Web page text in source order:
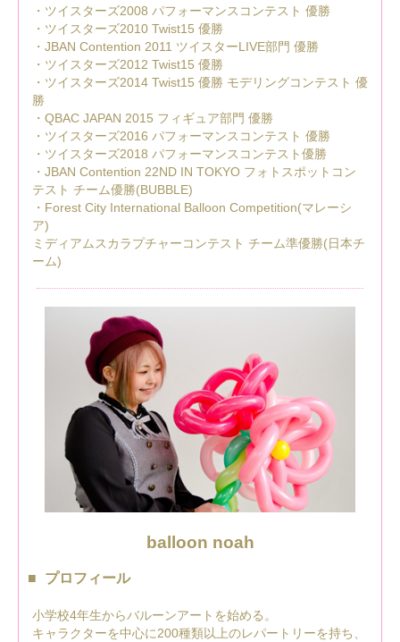
・ツイスターズ2008 パフォーマンスコンテスト 優勝
・ツイスターズ2010 Twist15 優勝
・JBAN Contention 2011 ツイスターLIVE部門 優勝
・ツイスターズ2012 Twist15 優勝
・ツイスターズ2014 Twist15 優勝 モデリングコンテスト 優
勝
・QBAC JAPAN 2015 フィギュア部門 優勝
・ツイスターズ2016 パフォーマンスコンテスト 優勝
・ツイスターズ2018 パフォーマンスコンテスト優勝
・JBAN Contention 22ND IN TOKYO フォトスポットコン
テスト チーム優勝(BUBBLE)
・Forest City International Balloon Competition(マレーシ
ア)
ミディアムスカラプチャーコンテスト チーム準優勝(日本チ
ーム)
balloon noah
プロフィール
小学校4年生からバルーンアートを始める。
キャラクターを中心に200種類以上のレパートリーを持ち、